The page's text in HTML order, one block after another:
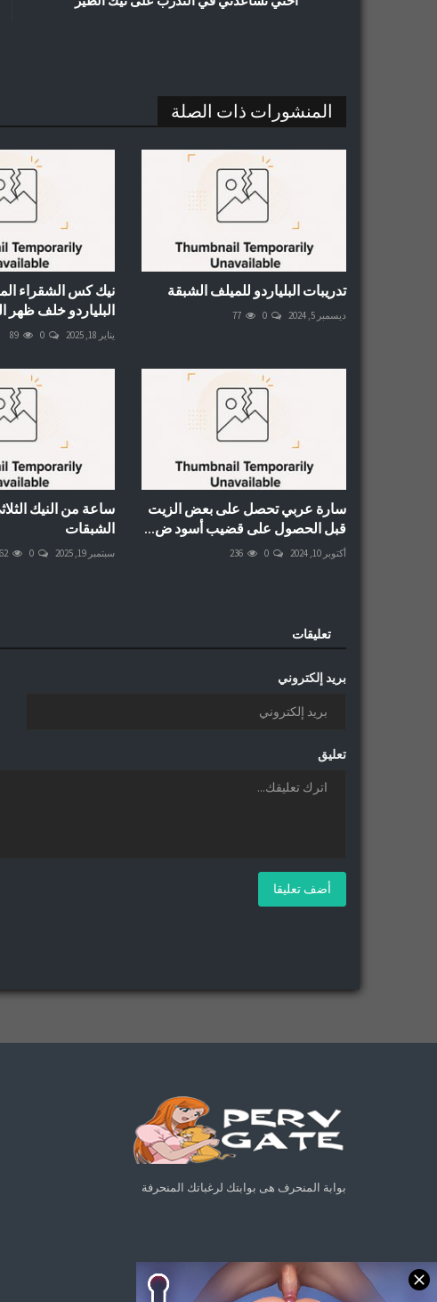
المنشورات ذات الصلة
تدريبات البلياردو للميلف الشبقة
ديسمبر 5, 2024 0
77
نيك كس الشقراء
البلياردو خلف ظهر
يناير 18, 2025 0
89
سارة عربي تحصل على بعض الزيت
قبل الحصول على قضيب أسود ض...
أكتوبر 10, 2024 0
236
ساعة من النيك
الشبقات
سبتمبر 19, 2025 0
62
تعليقات
بريد إلكتروني
تعليق
أضف تعليقا
بوابة المنحرف هى بوابتك لرغباتك المنحرفة